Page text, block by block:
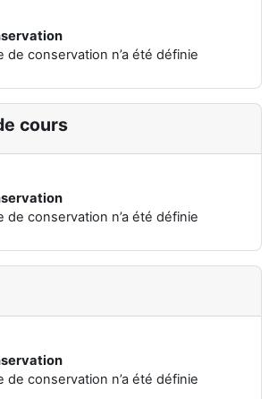
de conservation n’a été définie
cours
de conservation n’a été définie
de conservation n’a été définie